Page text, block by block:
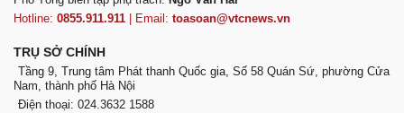
Hotline: 0855.911.911 | Email: toasoan@vtcnews.vn
TRỤ SỞ CHÍNH
Tầng 9, Trung tâm Phát thanh Quốc gia, Số 58 Quán Sứ, phường Cửa
Nam, thành phố Hà Nội
Điện thoại: 024.3632 1588